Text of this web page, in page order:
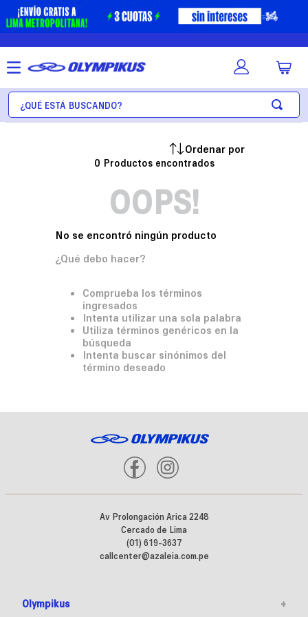
¿Qué está buscando?
0
OOPS!
No se encontró ningún producto
¿Qué debo hacer?
Comprueba los términos
ingresados
Intenta utilizar una sola palabra
Utiliza términos genéricos en la
búsqueda
Intenta buscar sinónimos del
término deseado
Av Prolongación Arica 2248
Cercado de Lima
(01) 619-3637
callcenter@azaleia.com.pe
Olympikus +